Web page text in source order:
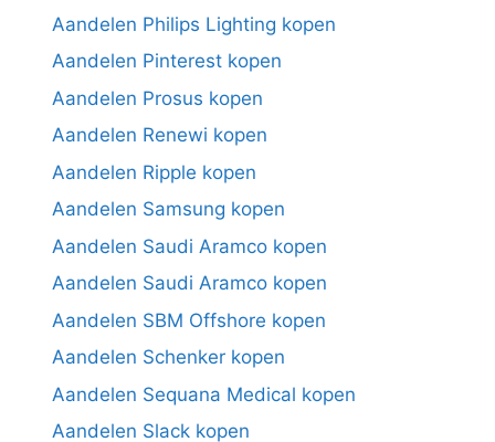
Aandelen Philips Lighting kopen
Aandelen Pinterest kopen
Aandelen Prosus kopen
Aandelen Renewi kopen
Aandelen Ripple kopen
Aandelen Samsung kopen
Aandelen Saudi Aramco kopen
Aandelen Saudi Aramco kopen
Aandelen SBM Offshore kopen
Aandelen Schenker kopen
Aandelen Sequana Medical kopen
Aandelen Slack kopen